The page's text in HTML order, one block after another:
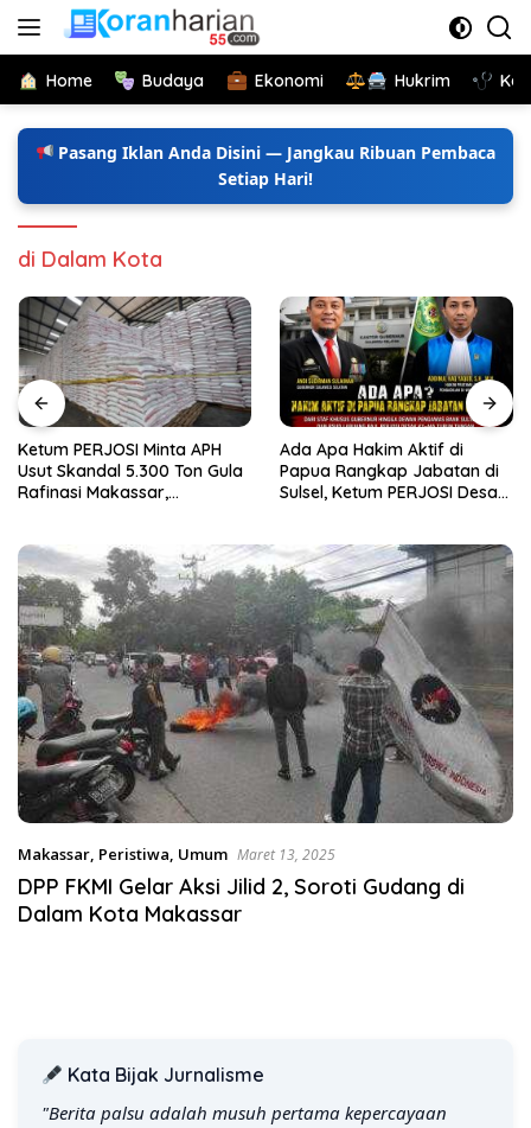
Langsung
Home Budaya Ekonomi Hukrim
Pasang Iklan Anda Disini — Jangkau Ribuan Pembaca
Setiap Hari!
di Dalam Kota
Ketum PERJOSI Minta APH
Usut Skandal 5.300 Ton Gula
Rafinasi Makassar,
Ada Apa Hakim Aktif di
Papua Rangkap Jabatan di
Sulsel, Ketum PERJOSI Desak
Makassar, Peristiwa, Umum Maret 13, 2025
DPP FKMI Gelar Aksi Jilid 2, Soroti Gudang di
Dalam Kota Makassar
Kata Bijak Jurnalisme
"Berita palsu adalah musuh pertama kepercayaan